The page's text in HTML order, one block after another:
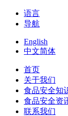
语言
导航
English
中文简体
首页
关于我们
食品安全知
食品安全资
联系我们